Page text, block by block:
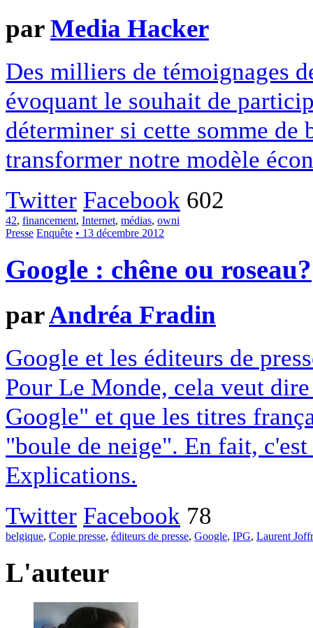
parMedia Hacker
Des milliers de témoignages
évoquant le souhait de
déterminer si cette somme
transformer notre modèle
Twitter Facebook 602
42, financement, Internet, médias, owni
Presse Enquête • 13 décembre 2012
Google : chêne ou roseau?
parAndréa Fradin
Google et les éditeurs de
Pour Le Monde, cela veut
Google" et que les titres
"boule de neige". En fait,
Explications.
Twitter Facebook 78
belgique, Copie presse, éditeurs de presse, Google, IPG, Laurent
L'auteur